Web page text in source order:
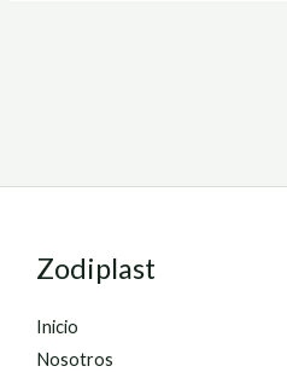
Zodiplast
Inicio
Nosotros